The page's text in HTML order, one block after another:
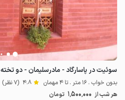
سوئیت در پاسارگاد - مادرسلیمان - دو تخته
بدون خواب . 16 متر . تا 4 مهمان 4.8 (7 نظر)
هر شب از 1٬500٬000 تومان